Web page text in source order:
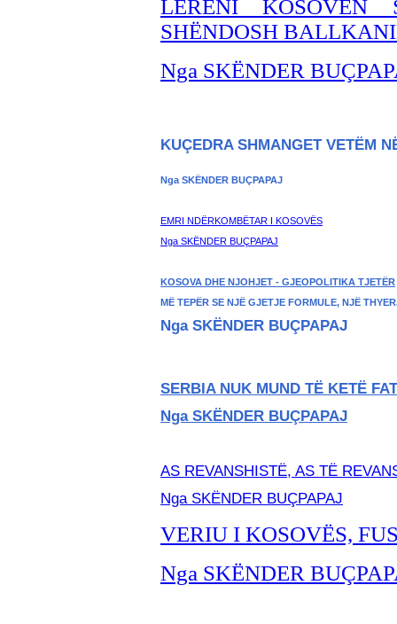
LERENI KOSOVËN
SHËNDOSH
Nga SKËNDER BU
KUÇEDRA SHMANGET VETËM
Nga SKËNDER BUÇPAPAJ
EMRI NDËRKOMBËTAR I KOSOVËS
Nga SKËNDER BUÇPAPAJ
KOSOVA DHE NJOHJET - GJEOPOLITIKA TJETËR
MË TEPËR SE NJË GJETJE FORMULE, NJË
Nga SKËNDER BUÇPAPAJ
SERBIA NUK MUND TË KETË
Nga SKËNDER BUÇPAPAJ
AS REVANSHISTË, AS TË
Nga SKËNDER BUÇPAPAJ
VERIU I KOSOVËS,
Nga SKËNDER BU